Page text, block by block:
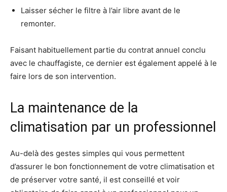
Laisser sécher le filtre à l’air libre avant de le
remonter.
Faisant habituellement partie du contrat annuel conclu
avec le chauffagiste, ce dernier est également appelé à le
faire lors de son intervention.
La maintenance de la
climatisation par un professionnel
Au-delà des gestes simples qui vous permettent
d’assurer le bon fonctionnement de votre climatisation et
de préserver votre santé, il est conseillé et voir